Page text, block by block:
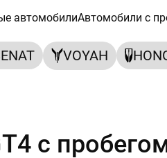
автомобилиАвтомобили с
VOYAH
с